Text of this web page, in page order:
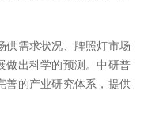
供需求状况、牌照灯市场
做出科学的预测。中研普
善的产业研究体系，提供